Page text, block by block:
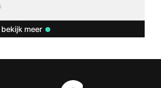
bekijk meer